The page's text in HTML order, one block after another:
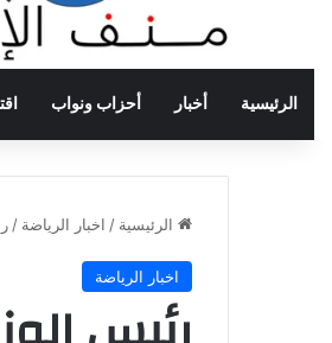
الرئيسية أخبار أحزاب ونواب
الرئيسية / اخبار الرياضة /
اخبار الرياضة